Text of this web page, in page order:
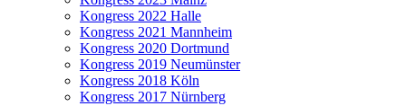
Kongress 2022 Halle
Kongress 2021 Mannheim
Kongress 2020 Dortmund
Kongress 2019 Neumünster
Kongress 2018 Köln
Kongress 2017 Nürnberg